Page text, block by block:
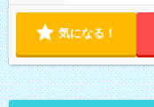
気になる！